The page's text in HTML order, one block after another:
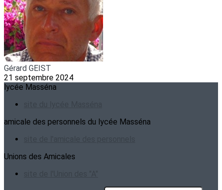
Gérard GEIST
21 septembre 2024
lycée Masséna
amicale des personnels du lycée Masséna
Unions des Amicales